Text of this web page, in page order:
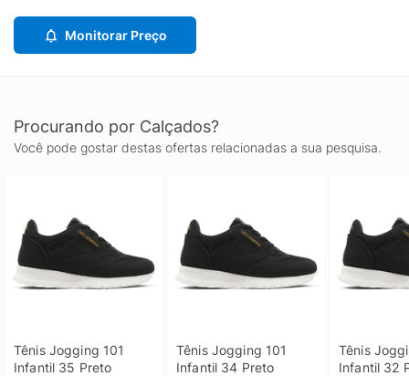
Monitorar Preço
Procurando por Calçados?
Você pode gostar destas ofertas relacionadas a sua pesquisa.
Tênis Jogging 101
Infantil 35 Preto
Tênis Jogging 101
Infantil 34 Preto
Tênis
Infantil 32